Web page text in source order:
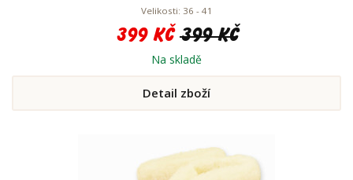
Velikosti: 36 - 41
399 Kč 399 Kč
Na skladě
Detail zboží